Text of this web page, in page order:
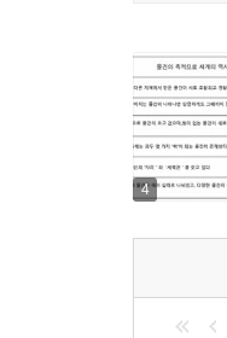
표기했다.
노력했다.
『물건으
보이지 않
4